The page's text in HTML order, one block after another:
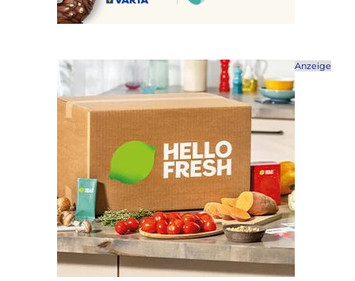
Anzeige